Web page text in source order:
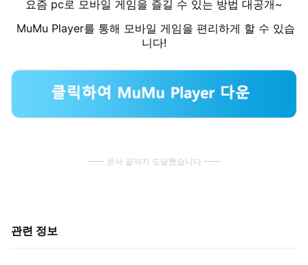
요즘 pc로 모바일 게임을 즐길 수 있는 방법 대공개~
MuMu Player를 통해 모바일 게임을 편리하게 할 수 있습
니다!
문서 끝까지 도달했습니다
관련 정보